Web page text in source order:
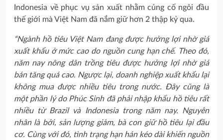
Indonesia về phục vụ sản xuất nhằm củng cố ngôi đầu
thế giới mà Việt Nam đã nắm giữ hơn 2 thập kỷ qua.
“Ngành hồ tiêu Việt Nam đang được hưởng lợi nhờ giá
xuất khẩu ở mức cao do nguồn cung hạn chế. Theo đó,
năm nay nông dân trồng tiêu được hưởng lợi nhờ giá
bán tăng quá cao. Ngược lại, doanh nghiệp xuất khẩu lại
không mua được nhiều tiêu trong nước. Đây cũng là
một phần lý do Phúc Sinh đã phải nhập khẩu hồ tiêu rất
nhiều từ Brazil và Indonesia trong năm nay. Nguyên
nhân là bởi, sản lượng giảm, bà con giữ hồ tiêu lại đầu
cơ. Cùng với đó, tình trạng hạn hán kéo dài khiến nguồn